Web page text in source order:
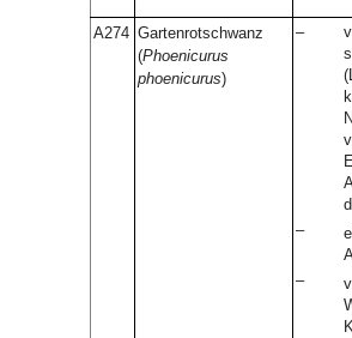
A274 Gartenrotschwanz
(Phoenicurus
phoenicurus)
–
–
–